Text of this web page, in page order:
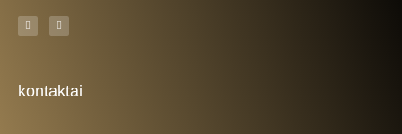
F
a
c
-
f
I
n
s
m
kontaktai